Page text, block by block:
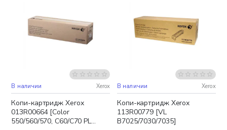
Бесплатная доставка
В наличии Xerox
Копи-картридж Xerox
013R00664 [Color
550/560/570, C60/C70 PL
Бесплатная доставка
В наличии Xerox
Копи-картридж Xerox
113R00779 [VL
B7025/7030/7035]